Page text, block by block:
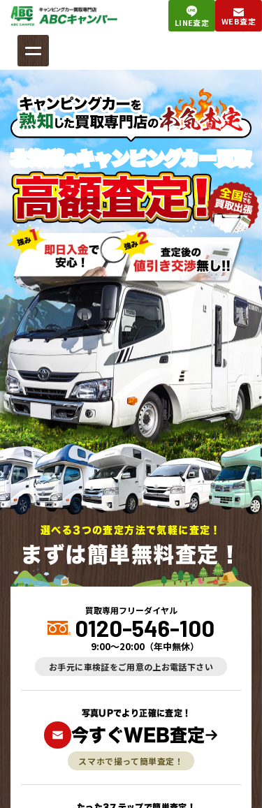
ツ
へ
ス
キ
ッ
LINE査定 WEB査定
北海道のキャンピングカー買取
選べる3つの査定方法で気軽に査定！
まずは簡単無料査定！
買取専用フリーダイヤル
0120-546-100
9:00～20:00 （年中無休）
お手元に車検証をご用意の上お電話下さい
写真UPでより正確に査定！
今すぐWEB査定
スマホで撮って簡単査定！